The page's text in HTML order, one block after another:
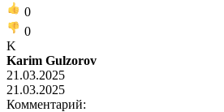
0
0
K
Karim Gulzorov
21.03.2025
21.03.2025
Комментарий: